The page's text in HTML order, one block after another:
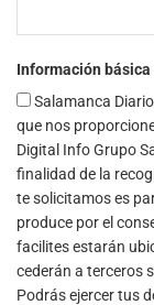
Información básica
Salamanca
que nos
Digital Info Grupo
finalidad de la
te solicitamos es
produce por el
facilites estarán
cederán a terceros
Podrás ejercer tus